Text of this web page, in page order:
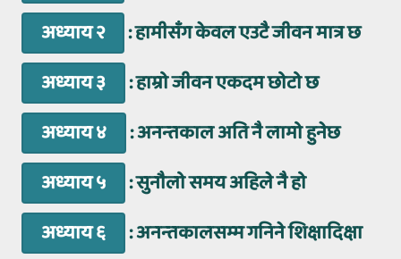
अध्याय २
: हामीसँग केवल एउटै जीवन मात्र छ
अध्याय ३
: हाम्रो जीवन एकदम छोटो छ
अध्याय ४
: अनन्तकाल अति नै लामो हुनेछ
अध्याय ५
: सुनौलो समय अहिले नै हो
अध्याय ६
: अनन्तकालसम्म गनिने शिक्षादिक्षा